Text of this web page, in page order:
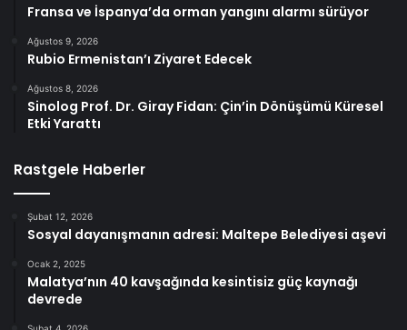
Fransa ve İspanya’da orman yangını alarmı sürüyor
Ağustos 9, 2026
Rubio Ermenistan’ı Ziyaret Edecek
Ağustos 8, 2026
Sinolog Prof. Dr. Giray Fidan: Çin’in Dönüşümü Küresel
Etki Yarattı
Rastgele Haberler
Şubat 12, 2026
Sosyal dayanışmanın adresi: Maltepe Belediyesi aşevi
Ocak 2, 2025
Malatya’nın 40 kavşağında kesintisiz güç kaynağı
devrede
Şubat 4, 2026